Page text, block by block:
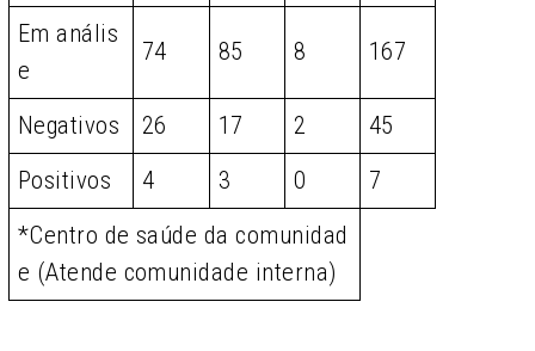
Em anális
e
74 85 8 167
Negativos 26 17 2
45
Positivos
4 3 0
7
*Centro de saúde da comunidad
e (Atende comunidade interna)